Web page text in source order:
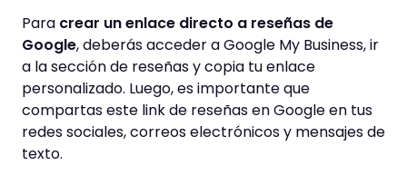
Para crear un enlace directo a reseñas de
Google, deberás acceder a Google My Business, ir
a la sección de reseñas y copia tu enlace
personalizado. Luego, es importante que
compartas este link de reseñas en Google en tus
redes sociales, correos electrónicos y mensajes de
texto.